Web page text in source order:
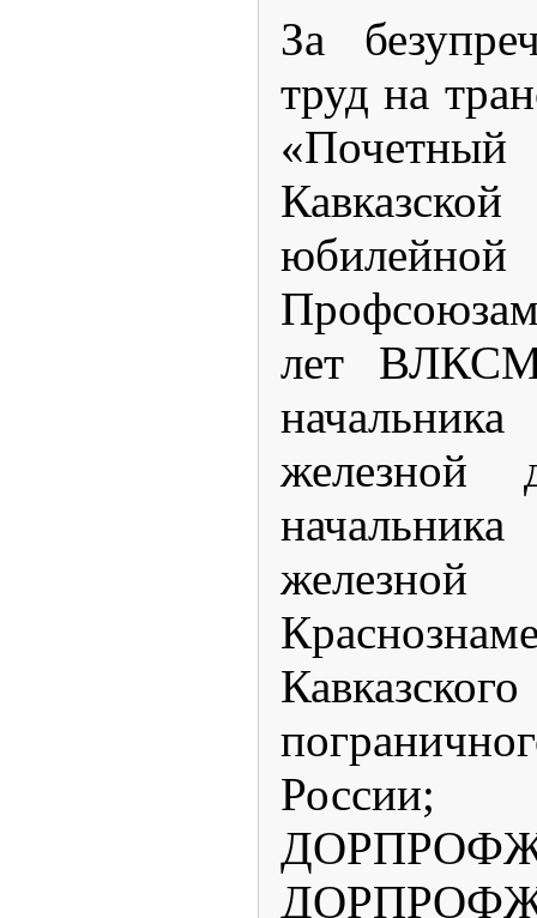
За
труд на
лет
железной
России;